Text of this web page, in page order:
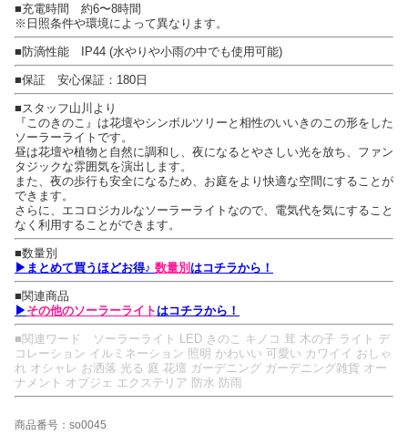
■充電時間 約6〜8時間
※日照条件や環境によって異なります。
■防滴性能 IP44 (水やりや小雨の中でも使用可能)
■保証 安心保証：180日
■スタッフ山川より
『このきのこ』は花壇やシンボルツリーと相性のいいきのこの形をした
ソーラーライトです。
昼は花壇や植物と自然に調和し、夜になるとやさしい光を放ち、ファン
タジックな雰囲気を演出します。
また、夜の歩行も安全になるため、お庭をより快適な空間にすることが
できます。
さらに、エコロジカルなソーラーライトなので、電気代を気にすること
なく利用することができます。
■数量別
▶まとめて買うほどお得♪ 数量別 はコチラから！
■関連商品
▶ その他のソーラーライト はコチラから！
■関連ワード ソーラーライト LED きのこ キノコ 茸 木の子 ライト デ
コレーション イルミネーション 照明 かわいい 可愛い カワイイ おしゃ
れ オシャレ お洒落 光る 庭 花壇 ガーデニング ガーデニング雑貨 オー
ナメント オブジェ エクステリア 防水 防雨
商品番号：so0045